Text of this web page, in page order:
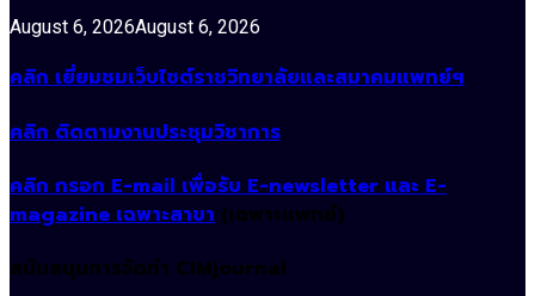
August 6, 2026August 6, 2026
คลิก เยี่ยมชมเว็บไซต์ราชวิทยาลัยและสมาคมแพทย์ฯ
คลิก ติดตามงานประชุมวิชาการ
คลิก กรอก E-mail เพื่อรับ E-newsletter และ E-
magazine เฉพาะสาขา (เฉพาะแพทย์)
สนับสนุนการจัดทำ CIMjournal